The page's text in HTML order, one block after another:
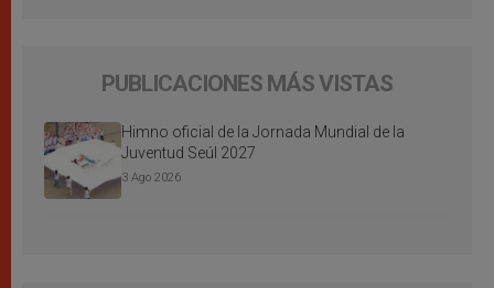
PUBLICACIONES MÁS VISTAS
Himno oficial de la Jornada Mundial de la
Juventud Seúl 2027
3 Ago 2026